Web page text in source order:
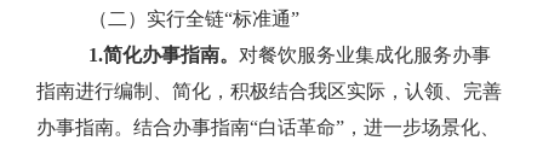
（二）实行全链“标准通”
1.简化办事指南。 对餐饮服务业集成化服务办事
指南进行编制、简化，积极结合我区实际，认领、完善
办事指南。结合办事指南“白话革命” ， 进一步场景化、